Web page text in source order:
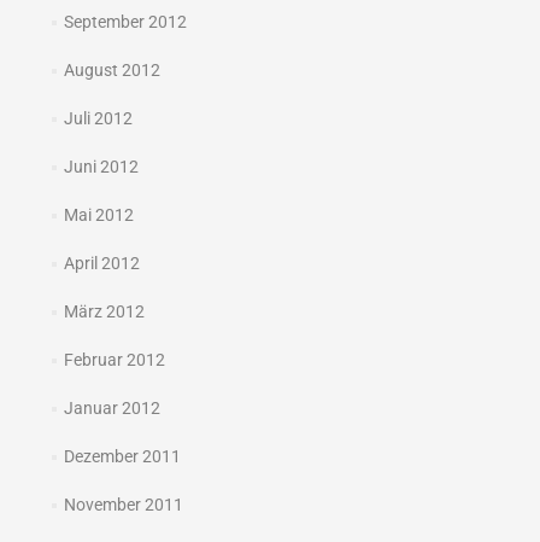
September 2012
August 2012
Juli 2012
Juni 2012
Mai 2012
April 2012
März 2012
Februar 2012
Januar 2012
Dezember 2011
November 2011